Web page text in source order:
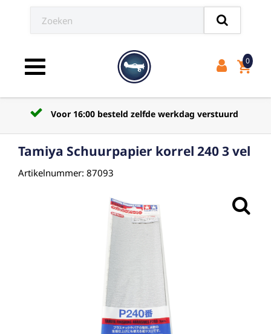
Toggle navigation shopping_cart
0
Voor 16:00 besteld zelfde werkdag verstuurd
Tamiya Schuurpapier korrel 240 3 vel
Artikelnummer: 87093